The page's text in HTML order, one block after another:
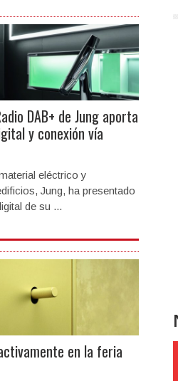
DAB+ de Jung aporta
y conexión vía
eléctrico y
Jung, ha presentado
de su ...
en la feria